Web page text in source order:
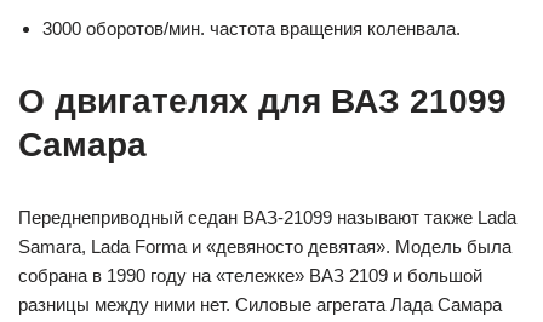
3000 оборотов/мин. частота вращения коленвала.
О двигателях для ВАЗ 21099
Самара
Переднеприводный седан ВАЗ-21099 называют также Lada
Samara, Lada Forma и «девяносто девятая». Модель была
собрана в 1990 году на «тележке» ВАЗ 2109 и большой
разницы между ними нет. Силовые агрегата Лада Самара